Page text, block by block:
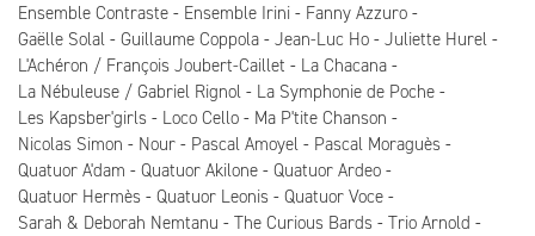
Ensemble Contraste
Ensemble Irini
Fanny Azzuro
Gaëlle Solal
Guillaume Coppola Jean-Luc Ho
Juliette Hurel
L'Achéron / François Joubert-Caillet
La Chacana
La Nébuleuse / Gabriel Rignol
La Symphonie de Poche
Les Kapsber'girls
Loco Cello
Ma P'tite Chanson
Nicolas Simon
Nour Pascal Amoyel
Pascal Moraguès
Quatuor A'dam
Quatuor Akilone
Quatuor Ardeo
Quatuor Hermès
Quatuor Leonis
Quatuor Voce
Sarah & Deborah Nemtanu
The Curious Bards
Trio Arnold